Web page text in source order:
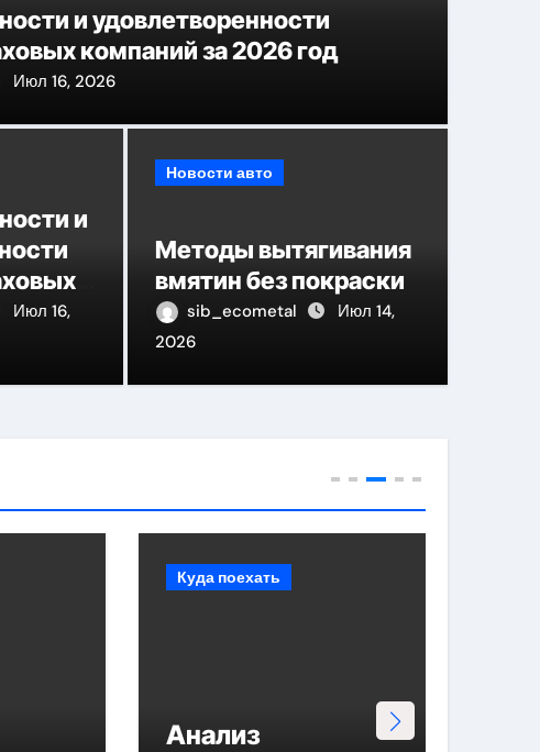
авиабилетов: принципы
сравнения
и удовлетворенности
компаний за 2026 год
Июл 16, 2026
и
год
Июл 16,
Новости авто
Методы вытягивания
вмятин без покраски
sib_ecometal
Июл 14,
2026
Куда поехать
Анализ